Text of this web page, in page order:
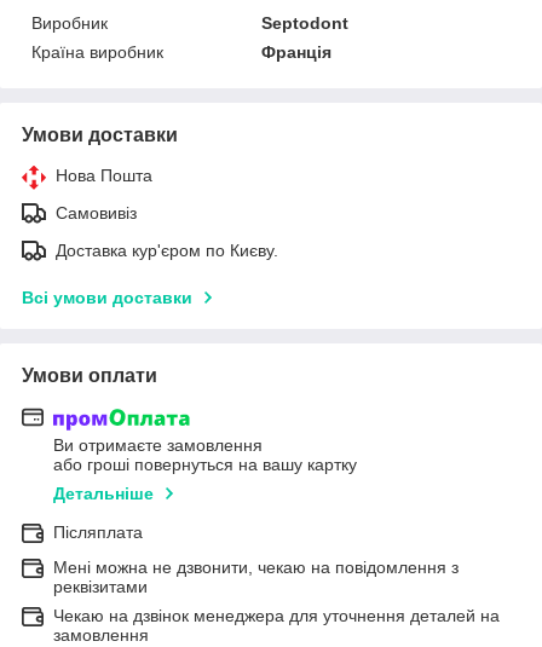
Виробник
Septodont
Країна виробник
Франція
Умови доставки
Нова Пошта
Самовивіз
Доставка кур'єром по Києву.
Всі умови доставки
Умови оплати
Ви отримаєте замовлення
або гроші повернуться на вашу картку
Детальніше
Післяплата
Мені можна не дзвонити, чекаю на повідомлення з
реквізитами
Чекаю на дзвінок менеджера для уточнення деталей на
замовлення